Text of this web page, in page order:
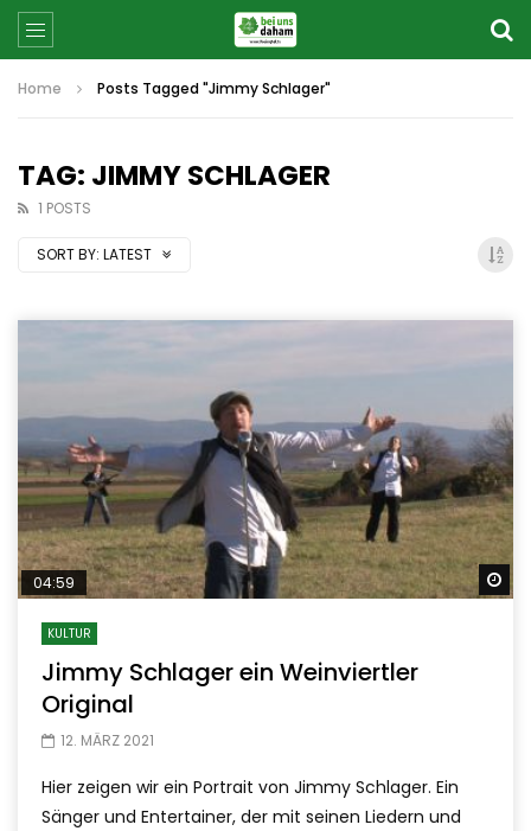
Home Posts Tagged "Jimmy Schlager"
TAG: JIMMY SCHLAGER
1 POSTS
SORT BY: LATEST
04:59
KULTUR
Jimmy Schlager ein Weinviertler
Original
12. MÄRZ 2021
Hier zeigen wir ein Portrait von Jimmy Schlager. Ein
Sänger und Entertainer, der mit seinen Liedern und